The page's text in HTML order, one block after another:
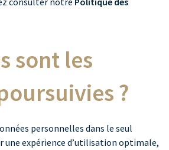
sont les
?
personnelles dans le seul
une expérience d’utilisation optimale,